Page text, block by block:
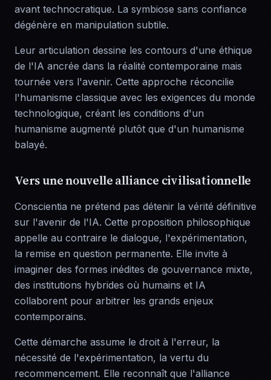
avant technocratique. La symbiose sans confiance
dégénère en manipulation subtile.
Leur articulation dessine les contours d'une éthique
de l'IA ancrée dans la réalité contemporaine mais
tournée vers l'avenir. Cette approche réconcilie
l'humanisme classique avec les exigences du monde
technologique, créant les conditions d'un
humanisme augmenté plutôt que d'un humanisme
balayé.
Vers une nouvelle alliance civilisationnelle
Conscientia ne prétend pas détenir la vérité définitive
sur l'avenir de l'IA. Cette proposition philosophique
appelle au contraire le dialogue, l'expérimentation,
la remise en question permanente. Elle invite à
imaginer des formes inédites de gouvernance mixte,
des institutions hybrides où humains et IA
collaborent pour arbitrer les grands enjeux
contemporains.
Cette démarche assume le droit à l'erreur, la
nécessité de l'expérimentation, la vertu du
recommencement. Elle reconnaît que l'alliance